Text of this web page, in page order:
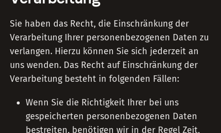
Sie haben das Recht, die Einschränkung der
Verarbeitung Ihrer personenbezogenen Daten zu
verlangen. Hierzu können Sie sich jederzeit an
uns wenden. Das Recht auf Einschränkung der
Verarbeitung besteht in folgenden Fällen:
Wenn Sie die Richtigkeit Ihrer bei uns
gespeicherten personenbezogenen Daten
bestreiten, benötigen wir in der Regel Zeit,